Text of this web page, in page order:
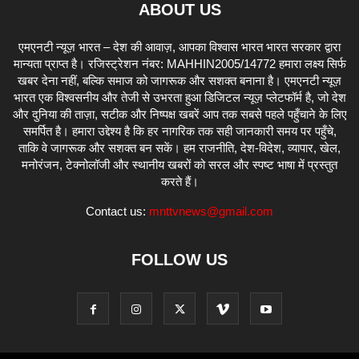
ABOUT US
एमएनटी न्यूज़ भारत – देश की आवाज़, आपका विश्वास भारत भारत सरकार द्वारा
मान्यता प्राप्त है। रजिस्ट्रेशन नंबर: MAHHIN2005/14772 हमारा लक्ष्य सिर्फ
खबर देना नहीं, बल्कि समाज को जागरूक और सशक्त बनाना है। एमएनटी न्यूज़
भारत एक विश्वसनीय और तेजी से उभरता हुआ डिजिटल न्यूज़ प्लेटफॉर्म है, जो देश
और दुनिया की ताज़ा, सटीक और निष्पक्ष खबरें आप तक सबसे पहले पहुँचाने के लिए
समर्पित है। हमारा उद्देश्य है कि हर नागरिक तक सही जानकारी समय पर पहुँचे,
ताकि वे जागरूक और सशक्त बन सकें। हम राजनीति, देश-विदेश, व्यापार, खेल,
मनोरंजन, टेक्नोलॉजी और स्थानीय खबरों को सरल और स्पष्ट भाषा में प्रस्तुत
करते हैं।
Contact us: mnttvnews@gmail.com
FOLLOW US